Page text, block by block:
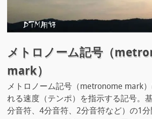
メトロノーム記号（
mark）
メトロノーム記号（metronome mark
れる速度（テンポ）を指示する記号。
分音符、4分音符、2分音符など）の1分